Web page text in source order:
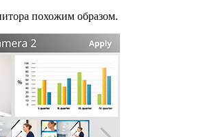
похожим образом.